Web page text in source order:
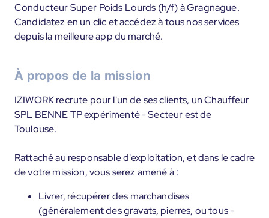
Conducteur Super Poids Lourds (h/f) à Gragnague.
Candidatez en un clic et accédez à tous nos services
depuis la meilleure app du marché.
À propos de la mission
IZIWORK recrute pour l'un de ses clients, un Chauffeur
SPL BENNE TP expérimenté - Secteur est de
Toulouse.
Rattaché au responsable d'exploitation, et dans le cadre
de votre mission, vous serez amené à :
Livrer, récupérer des marchandises
(généralement des gravats, pierres, ou tous -